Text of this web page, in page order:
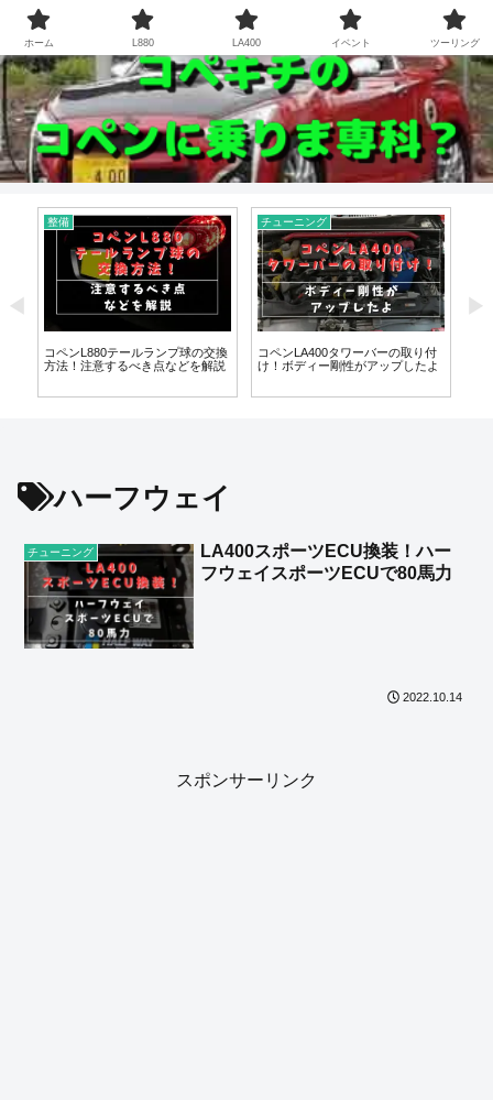
さぁ、COPENに乗ろう！
整備
コペンL880テールランプ球の交換
方法！注意するべき点などを解説
チューニング
コペンLA400タワーバーの取り付
け！ボディー剛性がアップしたよ
ハーフウェイ
チューニング
LA400スポーツECU換装！ハー
フウェイスポーツECUで80馬力
2022.10.14
スポンサーリンク
ホーム L880 LA400 イベント ツーリング